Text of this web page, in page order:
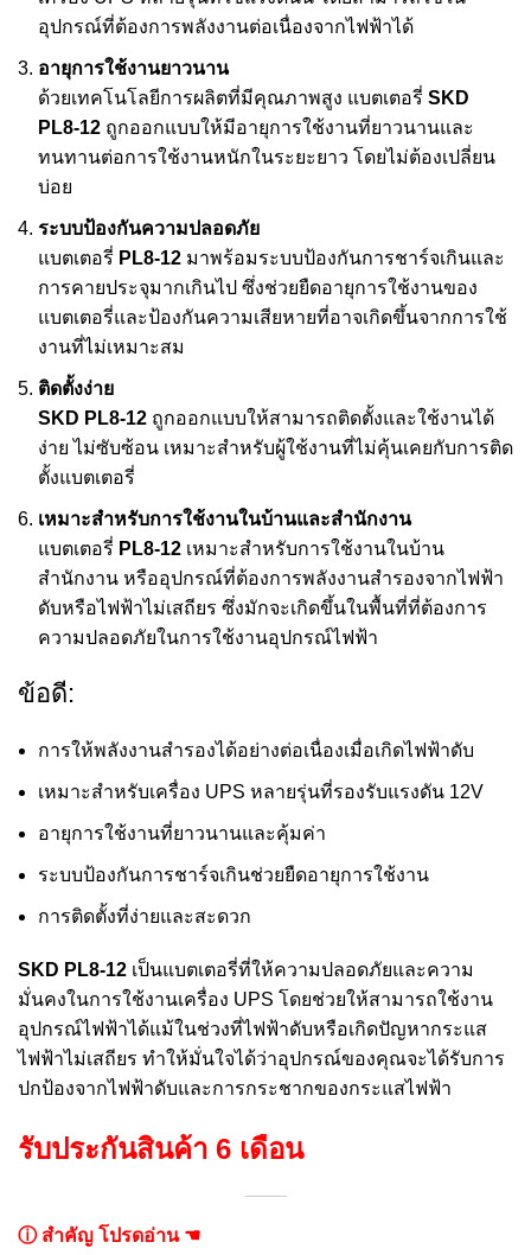
อุปกรณ์ที่ต้องการพลังงานต่อเนื่องจากไฟฟ้าได้
อายุการใช้งานยาวนาน
ด้วยเทคโนโลยีการผลิตที่มีคุณภาพสูง แบตเตอรี่ SKD
PL8-12 ถูกออกแบบให้มีอายุการใช้งานที่ยาวนานและ
ทนทานต่อการใช้งานหนักในระยะยาว โดยไม่ต้องเปลี่ยน
บ่อย
ระบบป้องกันความปลอดภัย
แบตเตอรี่ PL8-12 มาพร้อมระบบป้องกันการชาร์จเกินและ
การคายประจุมากเกินไป ซึ่งช่วยยืดอายุการใช้งานของ
แบตเตอรี่และป้องกันความเสียหายที่อาจเกิดขึ้นจากการใช้
งานที่ไม่เหมาะสม
ติดตั้งง่าย
SKD PL8-12 ถูกออกแบบให้สามารถติดตั้งและใช้งานได้
ง่าย ไม่ซับซ้อน เหมาะสำหรับผู้ใช้งานที่ไม่คุ้นเคยกับการติด
ตั้งแบตเตอรี่
เหมาะสำหรับการใช้งานในบ้านและสำนักงาน
แบตเตอรี่ PL8-12 เหมาะสำหรับการใช้งานในบ้าน
สำนักงาน หรืออุปกรณ์ที่ต้องการพลังงานสำรองจากไฟฟ้า
ดับหรือไฟฟ้าไม่เสถียร ซึ่งมักจะเกิดขึ้นในพื้นที่ที่ต้องการ
ความปลอดภัยในการใช้งานอุปกรณ์ไฟฟ้า
ข้อดี:
การให้พลังงานสำรองได้อย่างต่อเนื่องเมื่อเกิดไฟฟ้าดับ
เหมาะสำหรับเครื่อง UPS หลายรุ่นที่รองรับแรงดัน 12V
อายุการใช้งานที่ยาวนานและคุ้มค่า
ระบบป้องกันการชาร์จเกินช่วยยืดอายุการใช้งาน
การติดตั้งที่ง่ายและสะดวก
SKD PL8-12 เป็นแบตเตอรี่ที่ให้ความปลอดภัยและความ
มั่นคงในการใช้งานเครื่อง UPS โดยช่วยให้สามารถใช้งาน
อุปกรณ์ไฟฟ้าได้แม้ในช่วงที่ไฟฟ้าดับหรือเกิดปัญหากระแส
ไฟฟ้าไม่เสถียร ทำให้มั่นใจได้ว่าอุปกรณ์ของคุณจะได้รับการ
ปกป้องจากไฟฟ้าดับและการกระชากของกระแสไฟฟ้า
รับประกันสินค้า 6 เดือน
ⓘ สำคัญ โปรดอ่าน ☚